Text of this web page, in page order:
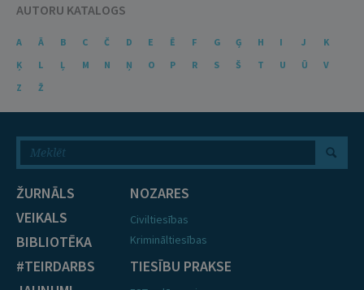
AUTORU KATALOGS
A Ā B C Č D E Ē F G Ģ H I J
K
Ķ
L Ļ M N Ņ O P R S Š T U Ū
V
Z
Ž
ŽURNĀLS
VEIKALS
BIBLIOTĒKA
#TEIRDARBS
NOZARES
Civiltiesības
Krimināltiesības
TIESĪBU PRAKSE